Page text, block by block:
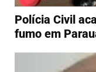
Polícia Civil
fumo em